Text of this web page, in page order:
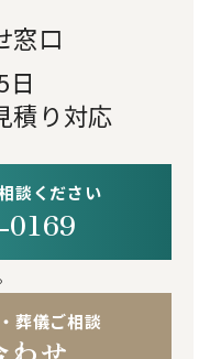
窓口
日
積り対応
談ください
葬儀ご相談